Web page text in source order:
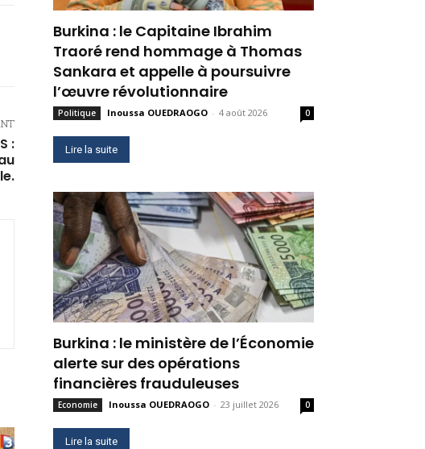
:
Burkina : le Capitaine Ibrahim
Traoré rend hommage à Thomas
Sankara et appelle à poursuivre
l’œuvre révolutionnaire
Politique Inoussa OUEDRAOGO - 4 août 2026 0
Lire la suite
Burkina : le ministère de l’Économie
alerte sur des opérations
financières frauduleuses
Economie Inoussa OUEDRAOGO - 23 juillet 2026 0
Lire la suite